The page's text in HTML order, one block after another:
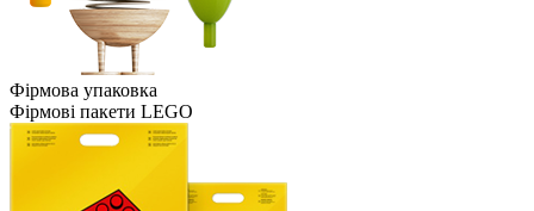
Фірмова упаковка
Фірмові пакети LEGO